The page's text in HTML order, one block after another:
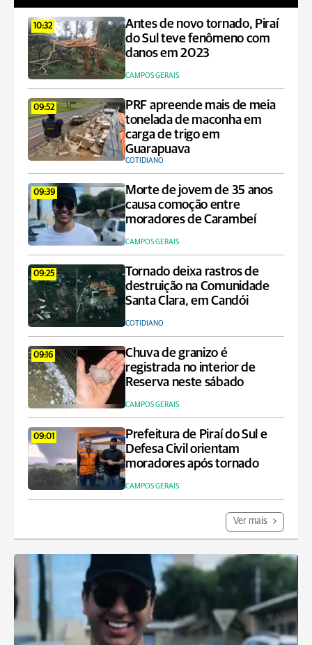
10:32
Antes de novo tornado, Piraí
do Sul teve fenômeno com
danos em 2023
CAMPOS GERAIS
09:52
PRF apreende mais de meia
tonelada de maconha em
carga de trigo em
Guarapuava
COTIDIANO
09:39
Morte de jovem de 35 anos
causa comoção entre
moradores de Carambeí
CAMPOS GERAIS
09:25
Tornado deixa rastros de
destruição na Comunidade
Santa Clara, em Candói
COTIDIANO
09:16
Chuva de granizo é
registrada no interior de
Reserva neste sábado
CAMPOS GERAIS
09:01
Prefeitura de Piraí do Sul e
Defesa Civil orientam
moradores após tornado
CAMPOS GERAIS
Ver mais